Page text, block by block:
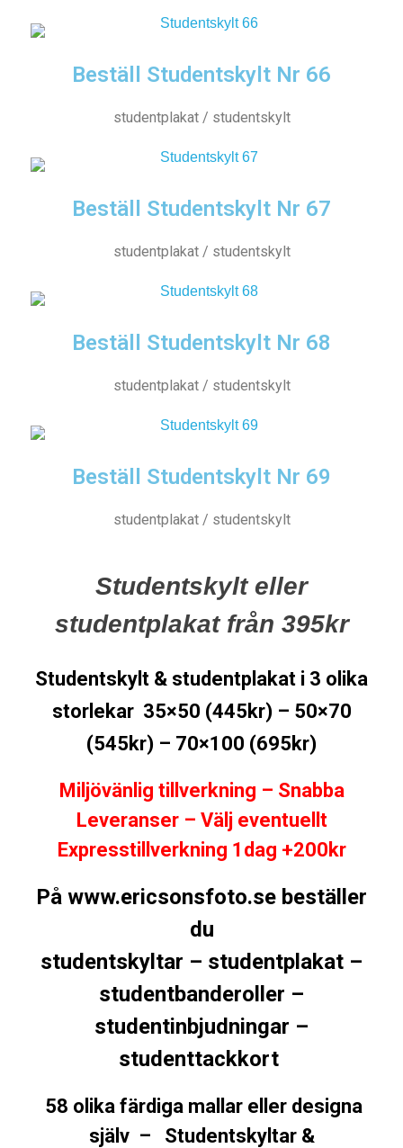
Beställ Studentskylt Nr 66
studentplakat / studentskylt
Beställ Studentskylt Nr 67
studentplakat / studentskylt
Beställ Studentskylt Nr 68
studentplakat / studentskylt
Beställ Studentskylt Nr 69
studentplakat / studentskylt
Studentskylt eller
studentplakat från 395kr
Studentskylt & studentplakat i 3 olika
storlekar 35×50 (445kr) – 50×70
(545kr) – 70×100 (695kr)
Miljövänlig tillverkning – Snabba
Leveranser – Välj eventuellt
Expresstillverkning 1dag +200kr
På www.ericsonsfoto.se beställer
du
studentskyltar – studentplakat –
studentbanderoller –
studentinbjudningar –
studenttackkort
58 olika färdiga mallar eller designa
själv – Studentskyltar &